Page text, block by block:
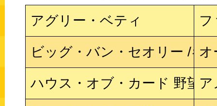
アグリー・ベティ フ
ビッグ・バン・セオリー /ギオ
ハウス・オブ・カード 野望ア